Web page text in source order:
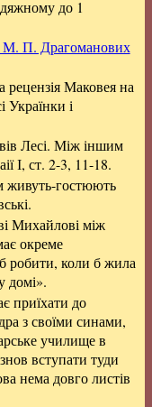
до 1
М. П. Драгоманових
рецензія Маковея на
Українки і
Лесі. Між іншим
І, ст. 2-3, 11-18.
живуть-гостюють
Михайлові між
окреме
робити, коли б жила
домі».
приїхати до
з своїми синами,
училище в
вступати туди
нема довго листів